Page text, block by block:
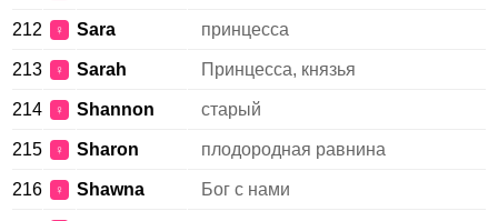
212 ♀ Sara принцесса
213 ♀ Sarah Принцесса, князья
214 ♀ Shannon старый
215 ♀ Sharon плодородная равнина
216 ♀ Shawna Бог с нами